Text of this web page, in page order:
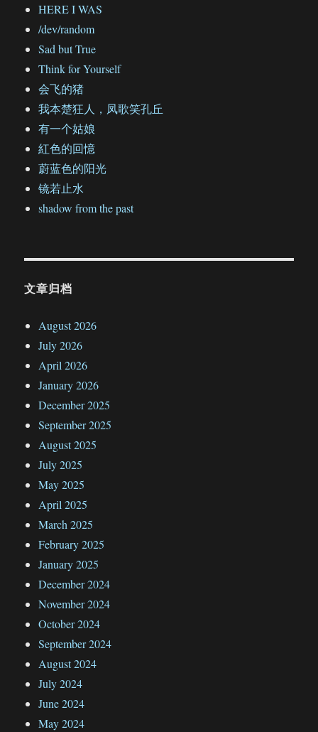
HERE I WAS
/dev/random
Sad but True
Think for Yourself
会飞的猪
我本楚狂人，凤歌笑孔丘
有一个姑娘
紅色的回憶
蔚蓝色的阳光
镜若止水
shadow from the past
文章归档
August 2026
July 2026
April 2026
January 2026
December 2025
September 2025
August 2025
July 2025
May 2025
April 2025
March 2025
February 2025
January 2025
December 2024
November 2024
October 2024
September 2024
August 2024
July 2024
June 2024
May 2024